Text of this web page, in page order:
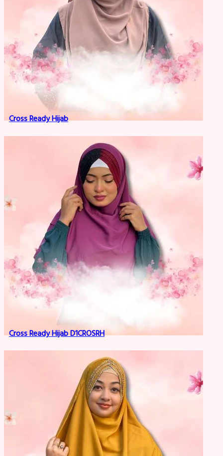
Cross Ready Hijab
Cross Ready Hijab D1CROSRH